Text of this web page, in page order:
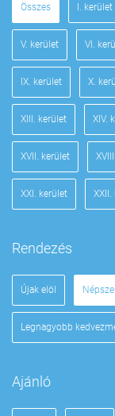
Összes I. kerület
V. kerület VI.
IX. kerület X.
XIII. kerület XIV.
XVII. kerület
XXI. kerület
Rendezés
Újak elöl
Legnagyobb
Ajánló